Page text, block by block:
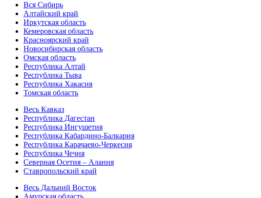
Вся Сибирь
Алтайский край
Иркутская область
Кемеровская область
Красноярский край
Новосибирская область
Омская область
Республика Алтай
Республика Тыва
Республика Хакасия
Томская область
Весь Кавказ
Республика Дагестан
Республика Ингушетия
Республика Кабардино-Балкария
Республика Карачаево-Черкесия
Республика Чечня
Северная Осетия – Алания
Ставропольский край
Весь Дальний Восток
Амурская область